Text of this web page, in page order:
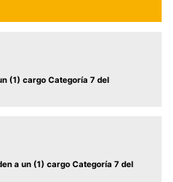
(1) cargo Categoría 7 del
a un (1) cargo Categoría 7 del